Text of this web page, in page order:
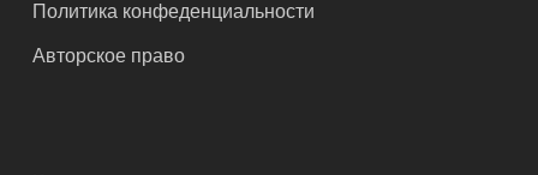
Политика конфеденциальности
Авторское право